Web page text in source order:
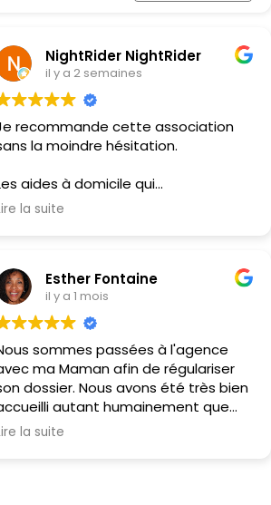
NightRider NightRider
il y a 2 semaines
recommande cette association
la moindre hésitation.
aides à domicile qui
sont toutes d’une
nommer, car l’équipe évolue, mais
apporte son sérieux, sa
et son implication au
grand merci également au
Monsieur Ducastaing, qui
une personne exceptionnelle.
disponible, humain,
la suite
Esther Fontaine
il y a 1 mois
sommes passées à l'agence
ma Maman afin de régulariser
dossier. Nous avons été très bien
autant humainement que
Personnes
la suite